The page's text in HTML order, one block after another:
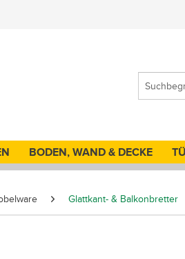
BODEN, WAND & DECKE
Glattkant- & Balkonbretter